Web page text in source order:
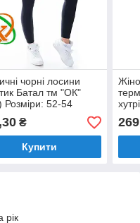
чорні лосини
Батал тм "ОК"
Розміри: 52-54
6)
₴
Купити
рік